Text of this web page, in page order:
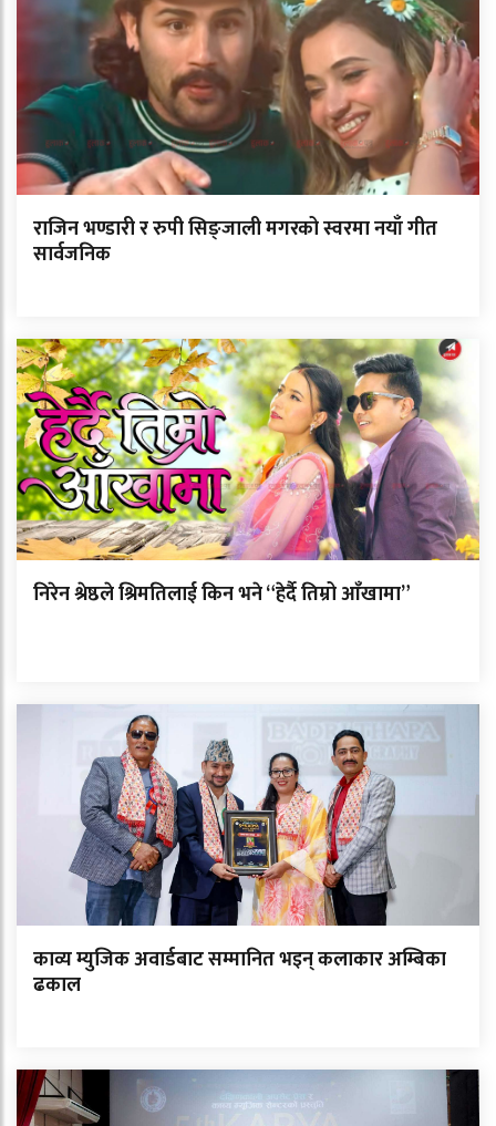
राजिन भण्डारी र रुपी सिङ्जाली मगरको स्वरमा नयाँ गीत
सार्वजनिक
निरेन श्रेष्ठले श्रिमतिलाई किन भने “हेर्दै तिम्रो आँखामा”
काव्य म्युजिक अवार्डबाट सम्मानित भइन् कलाकार अम्बिका
ढकाल